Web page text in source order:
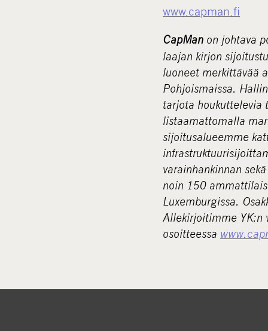
www.capman.fi
CapMan on johtava
laajan kirjon
luoneet merkittävää
Pohjoismaissa.
tarjota
listaamattomalla
sijoitusalueemme
varainhankinnan
noin 150
Luxemburgissa.
Allekirjoitimme YK:n
osoitteessa